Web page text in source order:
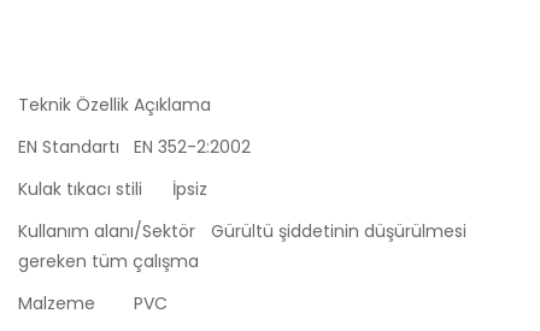
Teknik Özellik Açıklama
EN Standartı
EN 352-2:2002
Kulak tıkacı stili
İpsiz
Kullanım alanı/Sektör
Gürültü şiddetinin düşürülmesi
gereken tüm çalışma
Malzeme
PVC